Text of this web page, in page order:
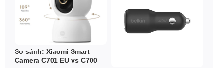
So sánh: Xiaomi Smart
Camera C701 EU vs C700